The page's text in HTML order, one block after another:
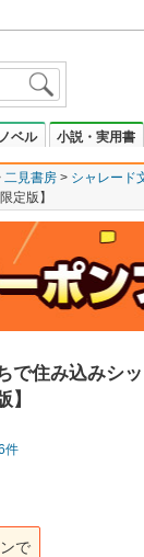
ベル 小説・実用書
二見書房 シャレード
定版】
で住み込みシ
】
件
で